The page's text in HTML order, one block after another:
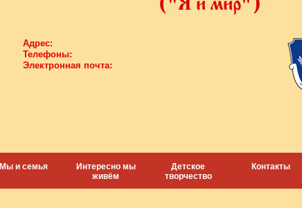
Адрес:
Телефоны:
Электронная почта:
Мы и семья
Интересно мы
живём
Детское
творчество
Контакты